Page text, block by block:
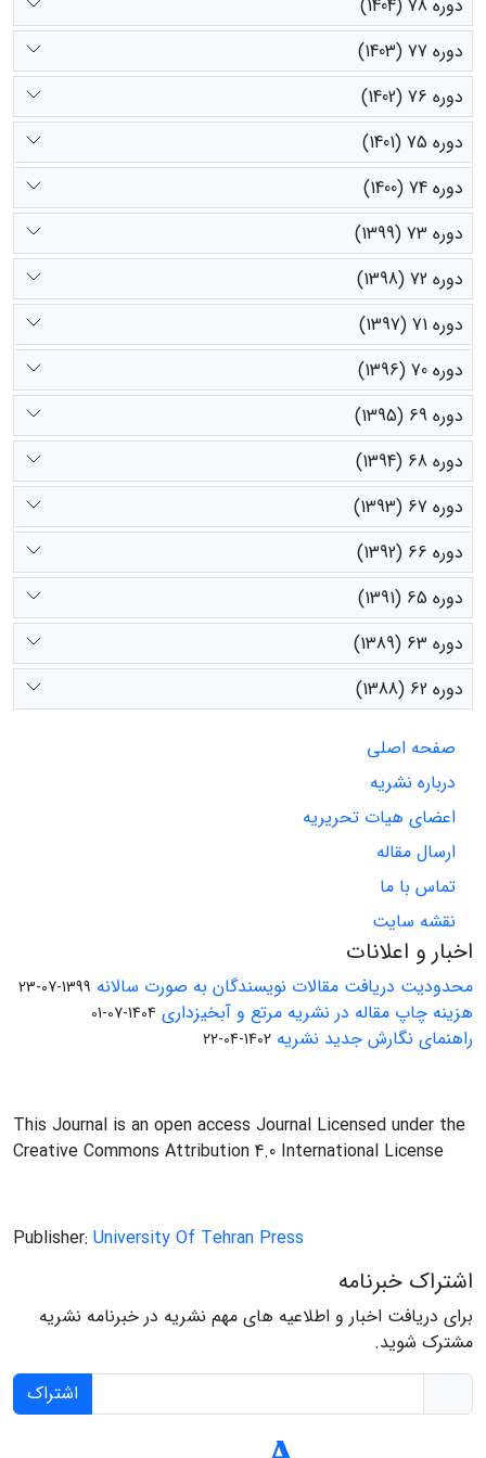
دوره 78 (1404)
دوره 77 (1403)
دوره 76 (1402)
دوره 75 (1401)
دوره 74 (1400)
دوره 73 (1399)
دوره 72 (1398)
دوره 71 (1397)
دوره 70 (1396)
دوره 69 (1395)
دوره 68 (1394)
دوره 67 (1393)
دوره 66 (1392)
دوره 65 (1391)
دوره 63 (1389)
دوره 62 (1388)
صفحه اصلی
درباره نشریه
اعضای هیات تحریریه
ارسال مقاله
تماس با ما
نقشه سایت
اخبار و اعلانات
محدودیت دریافت مقالات نویسندگان به صورت سالانه 1399-07-23
هزینه چاپ مقاله در نشریه مرتع و آبخیزداری 1404-07-01
راهنمای نگارش جدید نشریه 1402-04-22
This Journal is an open access Journal Licensed under the
Creative Commons Attribution 4.0 International License
Publisher: University Of Tehran Press
اشتراک خبرنامه
برای دریافت اخبار و اطلاعیه های مهم نشریه در خبرنامه نشریه
مشترک شوید.
اشتراک